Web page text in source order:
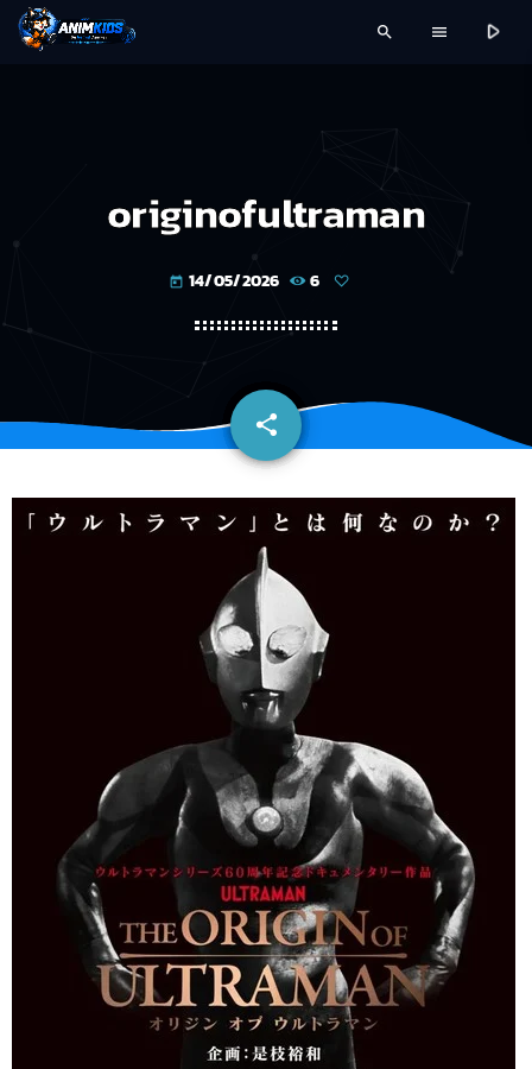
search menu play_arrow
originofultraman
today 14/05/2026 6
share
email